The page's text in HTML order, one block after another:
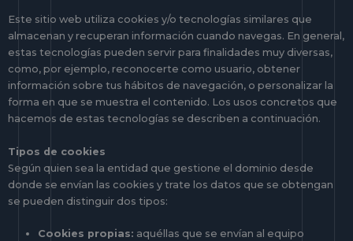
Este sitio web utiliza cookies y/o tecnologías similares que
almacenan y recuperan información cuando navegas. En general,
estas tecnologías pueden servir para finalidades muy diversas,
como, por ejemplo, reconocerte como usuario, obtener
información sobre tus hábitos de navegación, o personalizar la
forma en que se muestra el contenido. Los usos concretos que
hacemos de estas tecnologías se describen a continuación.
Tipos de cookies
Según quien sea la entidad que gestione el dominio desde
donde se envían las cookies y trate los datos que se obtengan
se pueden distinguir dos tipos:
Cookies propias: aquéllas que se envían al equipo